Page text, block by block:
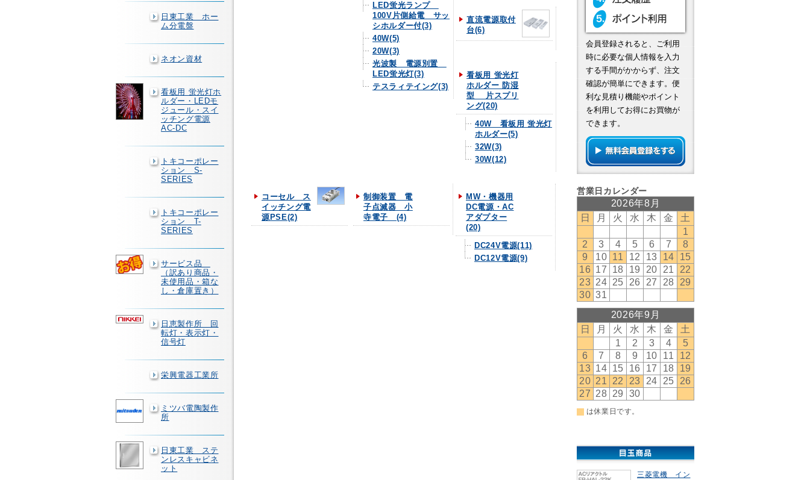
日東工業 ホー
ム分電盤
ネオン資材
看板用 蛍光灯ホ
ルダー・LEDモ
ジュール・スイ
ッチング電源
AC-DC
トキコーポレー
ション S-
SERIES
トキコーポレー
ション T-
SERIES
サービス品
（訳あり商品・
未使用品・箱な
し・倉庫置き）
日恵製作所 回
転灯・表示灯・
信号灯
栄興電器工業所
ミツバ電陶製作
所
日東工業 ステ
ンレスキャビネ
ット
LED蛍光ランプ
100V片側給電 サッ
シホルダー付(3)
40W(5)
20W(3)
光波製 電源別置
LED蛍光灯(3)
テスラィテイング(3)
直流電源取付
台(6)
看板用 蛍光灯
ホルダー 防湿
型 片スプリ
ング(20)
40W 看板用 蛍光灯
ホルダー(5)
32W(3)
30W(12)
コーセル ス
イッチング電
源PSE(2)
制御装置 電
子点滅器 小
寺電子 (4)
MW・機器用
DC電源・AC
アダプター
(20)
DC24V電源(11)
DC12V電源(9)
会員登録されると、ご利用
時に必要な個人情報を入力
する手間がかからず、注文
確認が簡単にできます。便
利な見積り機能やポイント
を利用してお得にお買物が
できます。
三菱電機 イン